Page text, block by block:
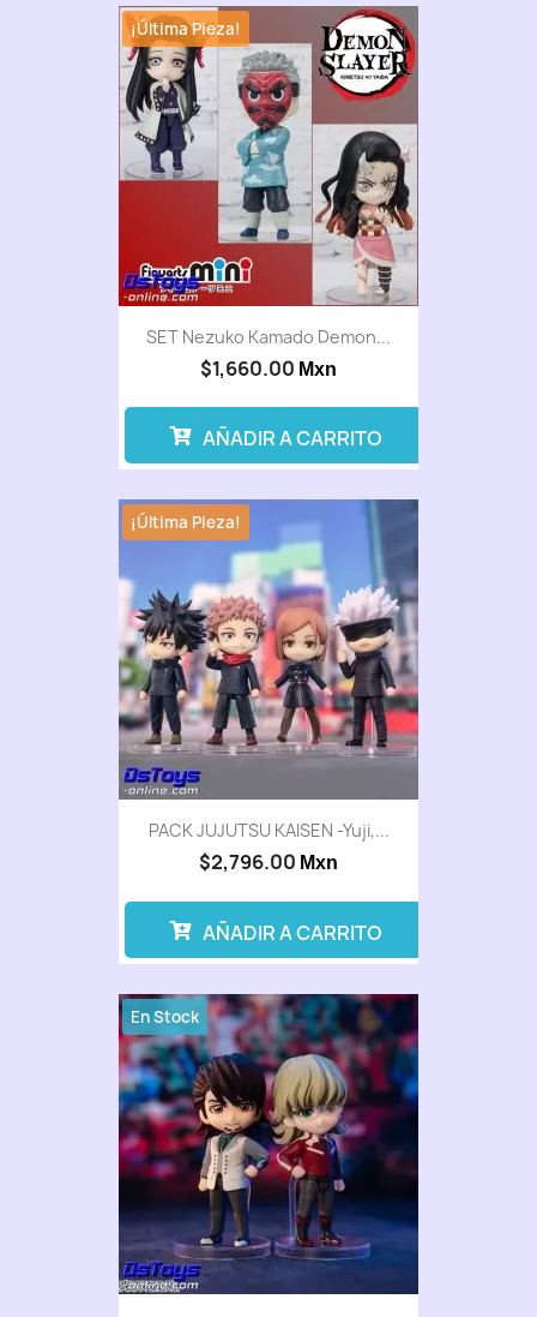
SET Nezuko Kamado Demon...
$1,660.00 Mxn
¡Última Pieza!
AÑADIR A CARRITO
PACK JUJUTSU KAISEN -Yuji,...
$2,796.00 Mxn
¡Última Pieza!
AÑADIR A CARRITO
En Stock